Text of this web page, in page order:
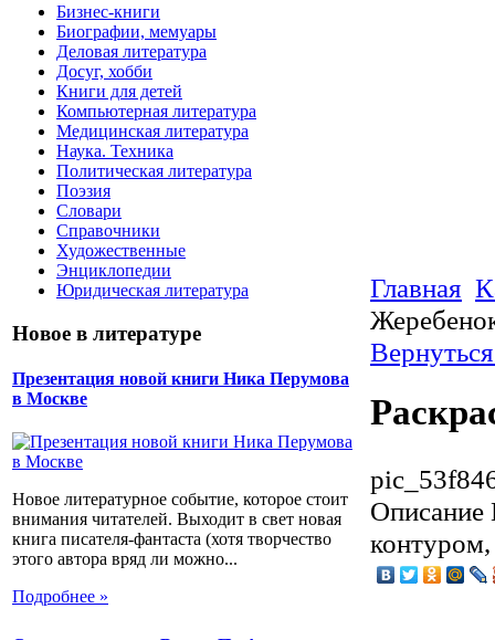
Бизнес-книги
Биографии, мемуары
Деловая литература
Досуг, хобби
Книги для детей
Компьютерная литература
Медицинская литература
Наука. Техника
Политическая литература
Поэзия
Словари
Справочники
Художественные
Энциклопедии
Юридическая литература
Новое в литературе
Презентация новой книги Ника Перумова
в Москве
Новое литературное событие, которое стоит
внимания читателей. Выходит в свет новая
книга писателя-фантаста (хотя творчество
этого автора вряд ли можно...
Подробнее »
Главная
Описание
контуром,